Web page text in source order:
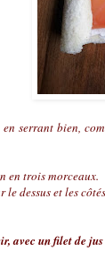
serrant bien,
en trois morceaux.
dessus et les
avec un filet de